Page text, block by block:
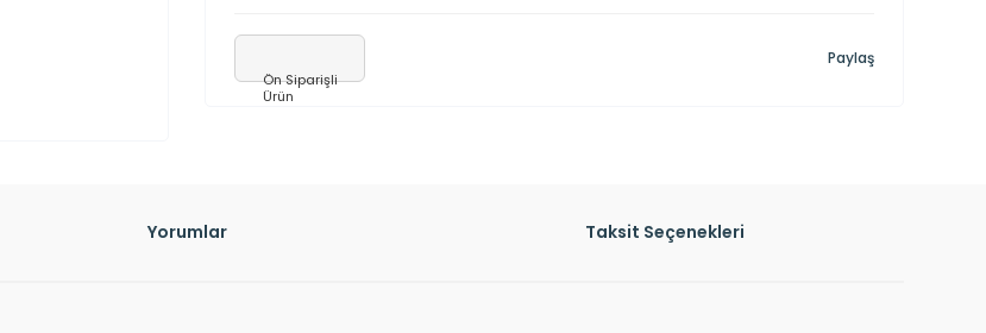
Ön Siparişli
Ürün
Paylaş
Yorumlar Taksit Seçenekleri